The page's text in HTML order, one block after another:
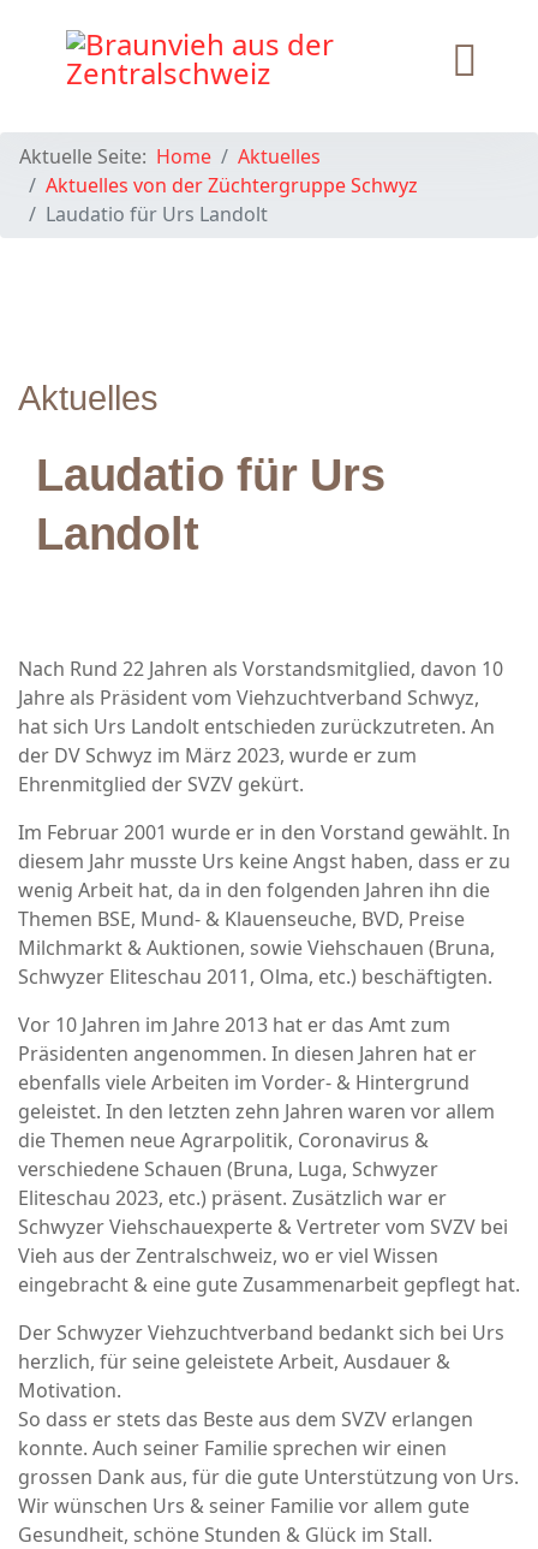
Aktuelle Seite: Home
Aktuelles
Aktuelles von der Züchtergruppe Schwyz
Laudatio für Urs Landolt
Aktuelles
Laudatio für Urs
Landolt
Nach Rund 22 Jahren als Vorstandsmitglied, davon 10
Jahre als Präsident vom Viehzuchtverband Schwyz,
hat sich Urs Landolt entschieden zurückzutreten. An
der DV Schwyz im März 2023, wurde er zum
Ehrenmitglied der SVZV gekürt.
Im Februar 2001 wurde er in den Vorstand gewählt. In
diesem Jahr musste Urs keine Angst haben, dass er zu
wenig Arbeit hat, da in den folgenden Jahren ihn die
Themen BSE, Mund- & Klauenseuche, BVD, Preise
Milchmarkt & Auktionen, sowie Viehschauen (Bruna,
Schwyzer Eliteschau 2011, Olma, etc.) beschäftigten.
Vor 10 Jahren im Jahre 2013 hat er das Amt zum
Präsidenten angenommen. In diesen Jahren hat er
ebenfalls viele Arbeiten im Vorder- & Hintergrund
geleistet. In den letzten zehn Jahren waren vor allem
die Themen neue Agrarpolitik, Coronavirus &
verschiedene Schauen (Bruna, Luga, Schwyzer
Eliteschau 2023, etc.) präsent. Zusätzlich war er
Schwyzer Viehschauexperte & Vertreter vom SVZV bei
Vieh aus der Zentralschweiz, wo er viel Wissen
eingebracht & eine gute Zusammenarbeit gepflegt hat.
Der Schwyzer Viehzuchtverband bedankt sich bei Urs
herzlich, für seine geleistete Arbeit, Ausdauer &
Motivation.
So dass er stets das Beste aus dem SVZV erlangen
konnte. Auch seiner Familie sprechen wir einen
grossen Dank aus, für die gute Unterstützung von Urs.
Wir wünschen Urs & seiner Familie vor allem gute
Gesundheit, schöne Stunden & Glück im Stall.